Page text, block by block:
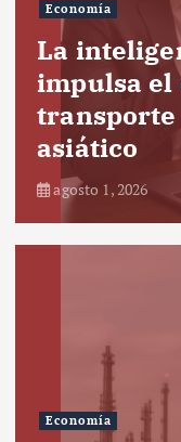
Economía
La
impulsa
transporte
asiático
agosto 1, 2026
Economía